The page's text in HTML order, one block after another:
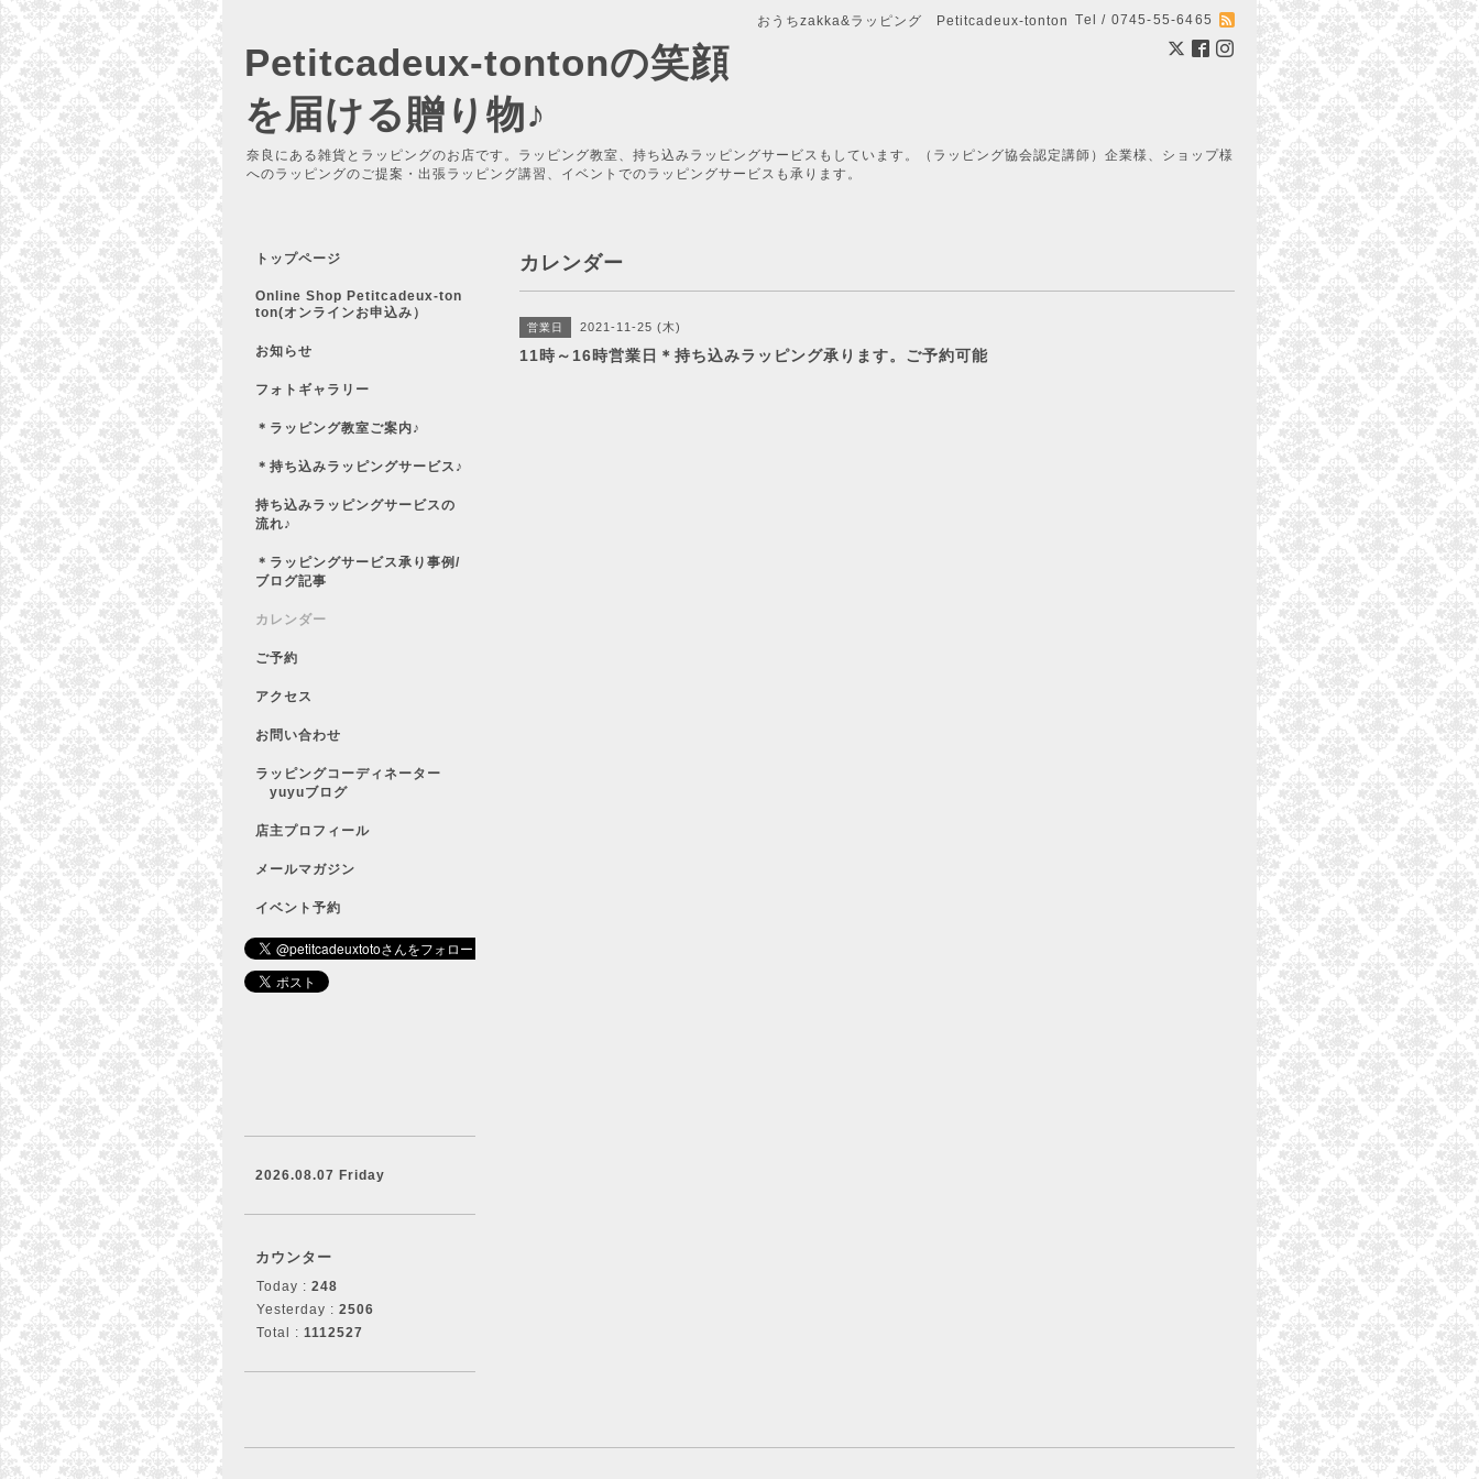
おうちzakka&ラッピング Petitcadeux-tonton Tel / 0745-55-6465
Petitcadeux-tontonの笑顔
を届ける贈り物♪
奈良にある雑貨とラッピングのお店です。ラッピング教室、持ち込みラッピングサービスもしています。（ラッピング協会認定講師）企業様、ショップ様
へのラッピングのご提案・出張ラッピング講習、イベントでのラッピングサービスも承ります。
カレンダー
営業日 2021-11-25 (木)
11時～16時営業日＊持ち込みラッピング承ります。ご予約可能
トップページ
Online Shop Petitcadeux-ton
ton(オンラインお申込み）
お知らせ
フォトギャラリー
＊ラッピング教室ご案内♪
＊持ち込みラッピングサービス♪
持ち込みラッピングサービスの
流れ♪
＊ラッピングサービス承り事例/
ブログ記事
カレンダー
ご予約
アクセス
お問い合わせ
ラッピングコーディネーター
yuyuブログ
店主プロフィール
メールマガジン
イベント予約
2026.08.07 Friday
カウンター
Today : 248
Yesterday : 2506
Total : 1112527